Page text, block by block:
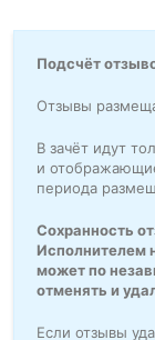
Подсчёт
Отзывы
В зачёт идут
и
периода
Сохранность
Исполнителем
может по
отменять и
Если отзывы